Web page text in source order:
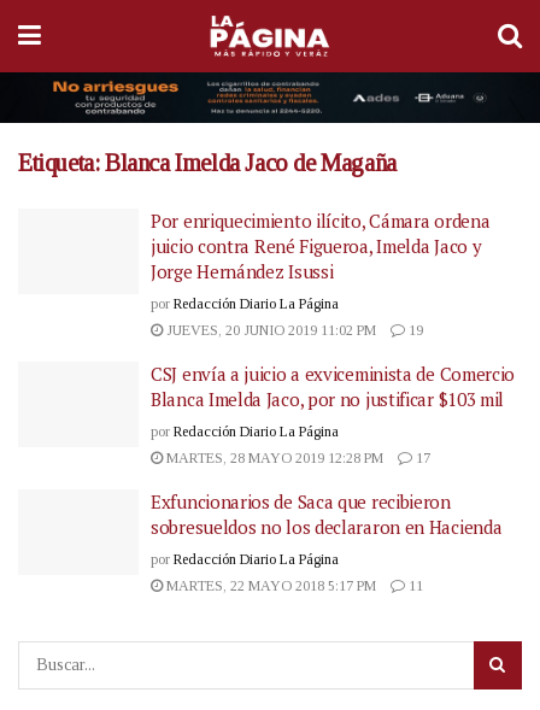
Etiqueta:Blanca Imelda Jaco de Magaña
Por enriquecimiento ilícito, Cámara ordena
juicio contra René Figueroa, Imelda Jaco y
Jorge Hernández Isussi
por Redacción Diario La Página
JUEVES, 20 JUNIO 2019 11:02 PM
19
CSJ envía a juicio a exviceminista de Comercio
Blanca Imelda Jaco, por no justificar $103 mil
por Redacción Diario La Página
MARTES, 28 MAYO 2019 12:28 PM
17
Exfuncionarios de Saca que recibieron
sobresueldos no los declararon en Hacienda
por Redacción Diario La Página
MARTES, 22 MAYO 2018 5:17 PM
11